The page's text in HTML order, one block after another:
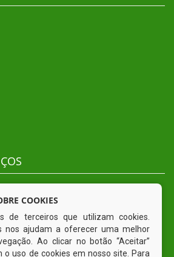
COOKIES
de terceiros que utilizam cookies.
nos ajudam a oferecer uma melhor
Ao clicar no botão “Aceitar”
o uso de cookies em nosso site. Para